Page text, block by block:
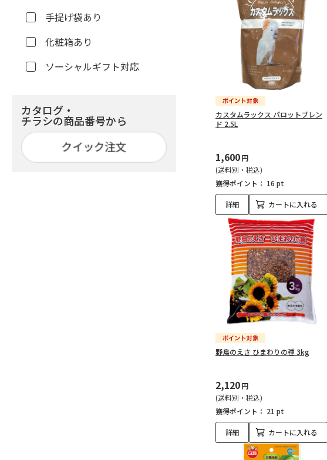
カスタムラックス パロットブレン
ド 2.5L
1,600円
(送料別・税込)
獲得ポイント： 16 pt
詳細 カートに入れる
野鳥のえさ ひまわりの種 3kg
2,120円
(送料別・税込)
獲得ポイント： 21 pt
詳細 カートに入れる
手提げ袋あり
化粧箱あり
ソーシャルギフト対応
カタログ・
チラシの商品番号から